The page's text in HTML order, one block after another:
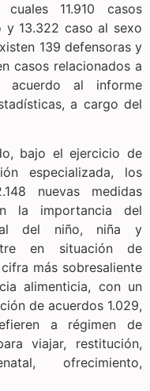
11.910 casos
y 13.322 caso al sexo
139 defensoras y
casos relacionados a
acuerdo al informe
a cargo del
bajo el ejercicio de
especializada, los
nuevas medidas
la importancia del
del niño, niña y
en situación de
más sobresaliente
alimenticia, con un
de acuerdos 1.029,
a régimen de
viajar, restitución,
ofrecimiento,